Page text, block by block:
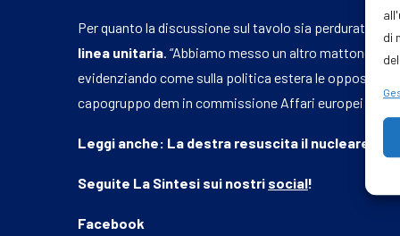
di
Per quanto la discussione sul tavolo sia perdurata per
linea unitaria. “Abbiamo messo un altro mattone
evidenziando come sulla politica estera le
capogruppo dem in commissione Affari europei Piero
Leggi anche: La destra resuscita il nucleare
Seguite La Sintesi sui nostri social!
Facebook